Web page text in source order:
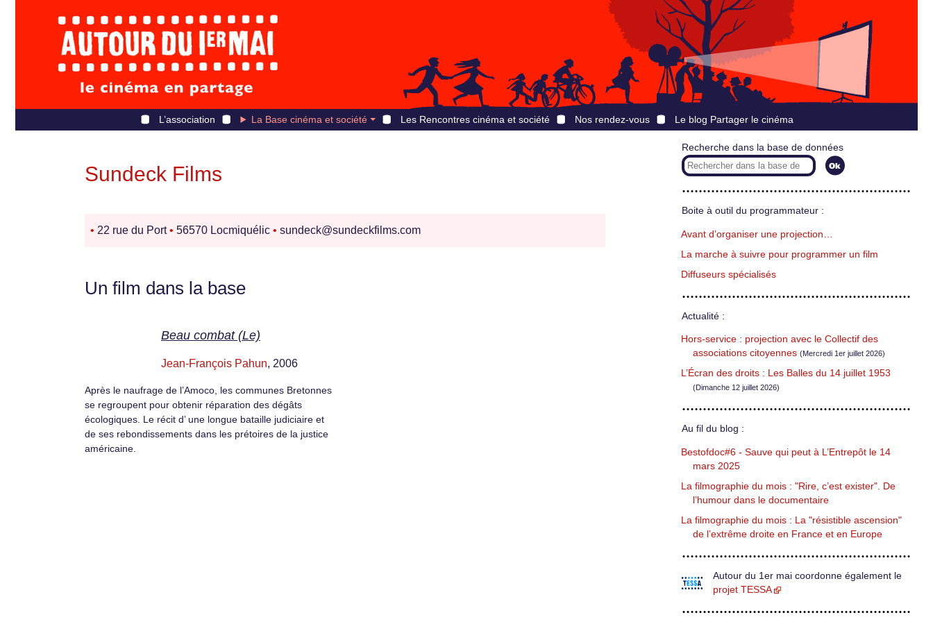
L’association La Base cinéma et société Les Rencontres cinéma et société Nos rendez-vous Le blog Partager le cinéma
Sundeck Films
• 22 rue du Port• 56570 Locmiquélic • sundeck@sundeckfilms.com
Un film dans la base
Beau combat (Le)
Jean-François Pahun, 2006
Après le naufrage de l’Amoco, les communes Bretonnes
se regroupent pour obtenir réparation des dégâts
écologiques. Le récit d’ une longue bataille judiciaire et
de ses rebondissements dans les prétoires de la justice
américaine.
Recherche dans la base de données
Boite à outil du programmateur :
Avant d’organiser une projection…
La marche à suivre pour programmer un film
Diffuseurs spécialisés
Actualité :
Hors-service : projection avec le Collectif des
associations citoyennes (Mercredi 1er juillet 2026)
L’Écran des droits : Les Balles du 14 juillet 1953
(Dimanche 12 juillet 2026)
Au fil du blog :
Bestofdoc#6 - Sauve qui peut à L’Entrepôt le 14
mars 2025
La filmographie du mois : "Rire, c’est exister". De
l’humour dans le documentaire
La filmographie du mois : La "résistible ascension"
de l’extrême droite en France et en Europe
Autour du 1er mai coordonne également le
projet TESSA